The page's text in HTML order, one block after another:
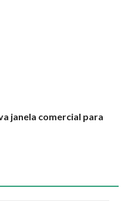
janela comercial para